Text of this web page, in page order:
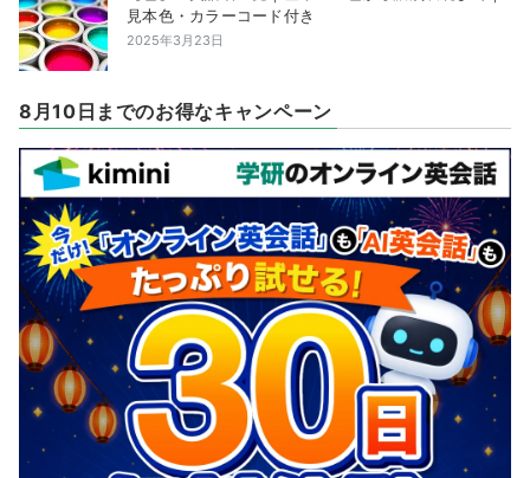
見本色・カラーコード付き
2025年3月23日
8月10日までのお得なキャンペーン